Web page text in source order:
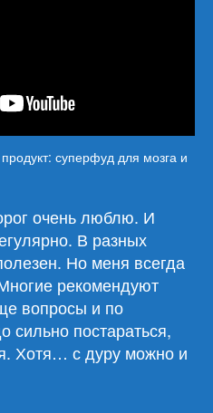
суперфуд для мозга и
очень люблю. И
В разных
Но меня всегда
рекомендуют
вопросы и по
сильно постараться,
Хотя… с дуру можно и